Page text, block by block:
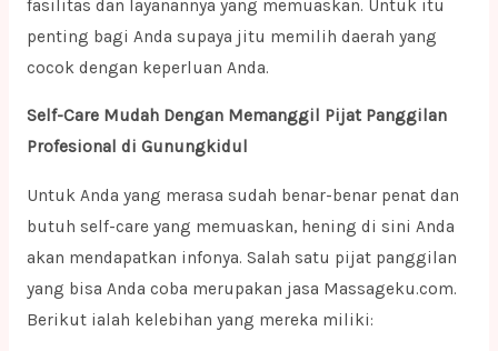
fasilitas dan layanannya yang memuaskan. Untuk itu
penting bagi Anda supaya jitu memilih daerah yang
cocok dengan keperluan Anda.
Self-Care Mudah Dengan Memanggil Pijat Panggilan
Profesional di Gunungkidul
Untuk Anda yang merasa sudah benar-benar penat dan
butuh self-care yang memuaskan, hening di sini Anda
akan mendapatkan infonya. Salah satu pijat panggilan
yang bisa Anda coba merupakan jasa Massageku.com.
Berikut ialah kelebihan yang mereka miliki: